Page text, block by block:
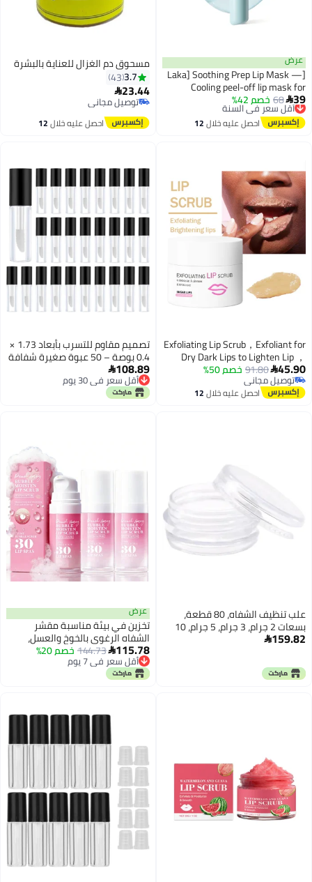
عرض
[Laka] Soothing Prep Lip Mask —
Cooling peel-off lip mask for
smoother lip prep and a hydrated
feel
39
68 خصم 42%
أقل سعر في السنة
توصيل مجاني
أقل سعر في السنة
احصل عليه خلال12
مسحوق دم الغزال للعناية بالبشرة
3.7
43
23.44
توصيل مجاني
توصيل مجاني
احصل عليه خلال12
Exfoliating Lip Scrub，Exfoliant for
Dry Dark Lips to Lighten Lip ，
Exfoliant Peel Scrub for Lightening
and Brightening dark Lips for Men
Women，Sugar Repair
45.90
91.80خصم 50%
توصيل مجاني
توصيل مجانياحصل عليه خلال12
تصميم مقاوم للتسرب بأبعاد 1.73 ×
0.4 بوصة – 50 عبوة صغيرة شفافة
عينات فارغ بسعة 2 مل مع غطاء
أسود، قوارير زيت شفاه محمولة
108.89
أقل سعر في 30 يوم
أقل سعر في 30 يوم
علب تنظيف الشفاه، 80 قطعة،
بسعات 2 جرام، 3 جرام، 5 جرام، 10
جرام، 15 جرام، 20 جرام، 30 جرام،
المكياج وتخزين فن الأظافر، علبة
لوشن عينة شفافة (غطاء شفاف،
159.82
عرض
تخزين في بيئة مناسبة مقشر
الشفاه الرغوي بالخوخ والعسل،
منظف مرطب للشفاه الجافة، مقشر
ومرطب لطيف للشفاه، عناية مغذية
للشفاه للحصول على شفاه ناعمة
115.78
144.73خصم 20%
أقل سعر في 7 يوم
أقل سعر في 7 يوم